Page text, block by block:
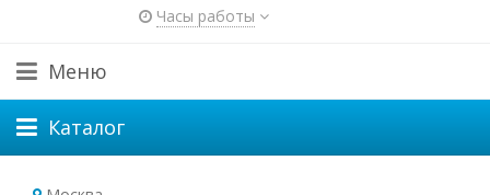
Часы работы
Меню
Каталог